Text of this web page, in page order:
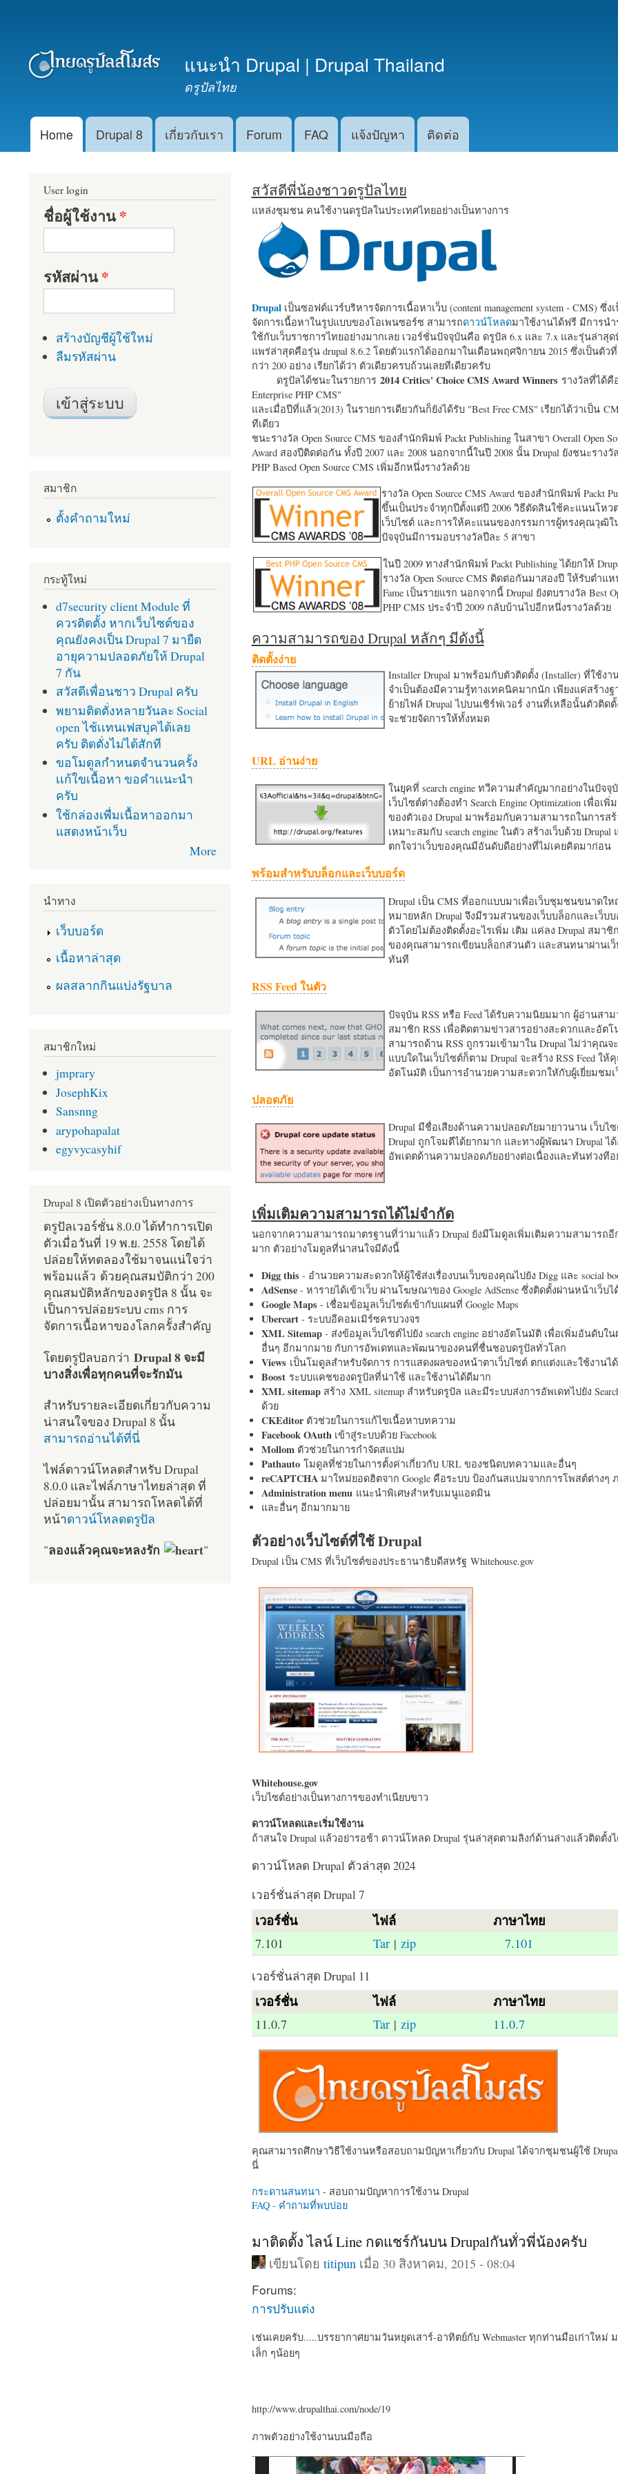
หลัก
แนะนำ Drupal | Drupal Thailand
ดรูปัลไทย
Main menu
Home Drupal 8 เกี่ยวกับเรา Forum FAQ แจ้งปัญหา ติดต่อ
สวัสดีพี่น้องชาวดรูปัลไทย
แหล่งชุมชน คนใช้งานดรูปัลในประเทศไทยอย่างเป็นทางการ
Drupalเป็นซอฟต์แวร์บริหารจัดการเนื้อหาเว็บ (content management system - CMS) ซึ่ง
จัดการเนื้อหาในรูปแบบของโอเพนซอร์ซ สามารถดาวน์โหลดมาใช้งานได้ฟรี มีการน
ใช้กับเว็บราชการไทยอย่างมากเลย เวอร์ชั่นปัจจุบันคือ ดรูปัล 6.x และ 7.x และรุ่นล่าสุด
แพร่ล่าสุดคือรุ่น drupal 8.6.2 โดยตัวแรกได้ออกมาในเดือนพฤศจิกายน 2015 ซึ่งเป็นตั
กว่า 200 อย่าง เรียกได้ว่า ตัวเดียวครบถ้วนเลยทีเดียวครับ
ดรูปัลได้ชนะในรายการ 2014 Critics' Choice CMS Award Winners รางวัลที่ได้คื
Enterprise PHP CMS"
และเมื่อปีที่แล้ว(2013) ในรายการเดียวกันก็ยังได้รับ "Best Free CMS" เรียกได้ว่าเป็น
ทีเดียว
ชนะรางวัล Open Source CMS ของสำนักพิมพ์ Packt Publishing ในสาขา Overall Open
Award สองปีติดต่อกัน ทั้งปี 2007 และ 2008 นอกจากนี้ในปี 2008 นั้น Drupal ยังชนะรางวั
PHP Based Open Source CMS เพิ่มอีกหนึ่งรางวัลด้วย
รางวัล Open Source CMS Award ของสำนักพิมพ์ Packt
ขึ้นเป็นประจำทุกปีตั้งแต่ปี 2006 วิธีตัดสินใช้คะแนนโหว
เว็บไซต์ และการให้คะแนนของกรรมการผู้ทรงคุณวุฒิใ
ปัจจุบันมีการมอบรางวัลปีละ 5 สาขา
ในปี 2009 ทางสำนักพิมพ์ Packt Publishing ได้ยกให้
รางวัล Open Source CMS ติดต่อกันมาสองปี ให้รับตำแ
Fame เป็นรายแรก นอกจากนี้ Drupal ยังตบรางวัล Best
PHP CMS ประจำปี 2009 กลับบ้านไปอีกหนึ่งรางวัลด้วย
ความสามารถของ Drupal หลักๆ มีดังนี้
ติดตั้งง่าย
Installer Drupal มาพร้อมกับตัวติดตั้ง (Installer) ที่ใช้งา
จำเป็นต้องมีความรู้ทางเทคนิคมากนัก เพียงแค่สร้าง
ย้ายไฟล์ Drupal ไปบนเซิร์ฟเวอร์ งานที่เหลือนั้นตัวติดตั้
จะช่วยจัดการให้ทั้งหมด
URL อ่านง่าย
ในยุคที่ search engine ทวีความสำคัญมากอย่างในปัจจุ
เว็บไซต์ต่างต้องทำ Search Engine Optimization เพื่อเ
ของตัวเอง Drupal มาพร้อมกับความสามารถในการสร้
เหมาะสมกับ search engine ในตัว สร้างเว็บด้วย
ตกใจว่าเว็บของคุณมีอันดับดีอย่างที่ไม่เคยคิดมาก่อน
พร้อมสำหรับบล็อกและเว็บบอร์ด
Drupal เป็น CMS ที่ออกแบบมาเพื่อเว็บชุมชนขนาดให
หมายหลัก Drupal จึงมีรวมส่วนของเว็บบล็อกและเว็บ
ตัวโดยไม่ต้องติดตั้งอะไรเพิ่ม เติม แค่ลง Drupal สมาชิ
ของคุณสามารถเขียนบล็อกส่วนตัว และสนทนาผ่านเว็
ทันที
RSS Feed ในตัว
ปัจจุบัน RSS หรือ Feed ได้รับความนิยมมาก ผู้อ่านสา
สมาชิก RSS เพื่อติดตามข่าวสารอย่างสะดวกและอัต
สามารถด้าน RSS ถูกรวมเข้ามาใน Drupal ไม่ว่าคุณจ
แบบใดในเว็บไซต์ก็ตาม Drupal จะสร้าง RSS Feed ให้
อัตโนมัติ เป็นการอำนวยความสะดวกใหักับผู้เยี่ยมชม
ปลอดภัย
Drupal มีชื่อเสียงด้านความปลอดภัยมายาวนาน เว็บไ
Drupal ถูกโจมตีได้ยากมาก และทางผู้พัฒนา Drupal ไ
อัพเดตด้านความปลอดภัยอย่างต่อเนื่องและทันท่วงทีอ
เพิ่มเติมความสามารถได้ไม่จำกัด
นอกจากความสามารถมาตรฐานที่ว่ามาแล้ว Drupal ยังมีโมดูลเพิ่มเติมความสามารถอี
มาก ตัวอย่างโมดูลที่น่าสนใจมีดังนี้
Digg this- อำนวยความสะดวกให้ผู้ใช้ส่งเรื่องบนเว็บของคุณไปยัง Digg และ social
AdSense- หารายได้เข้าเว็บ ผ่านโฆษณาของ Google AdSense ซึ่งติดตั้งผ่านหน้าเว็บไ
Google Maps- เชื่อมข้อมูลเว็บไซต์เข้ากับแผนที่ Google Maps
Ubercart- ระบบอีคอมเมิร์ซครบวงจร
XML Sitemap- ส่งข้อมูลเว็บไซต์ไปยัง search engine อย่างอัตโนมัติ เพื่อเพิ่มอันดับใ
อื่นๆ อีกมากมาย กับการอัพเดทและพัฒนาของคนที่ชื่นชอบดรูปัลทั่วโลก
Views เป็นโมดูลสำหรับจัดการ การแสดงผลของหน้าตาเว็บไซต์ ตกแต่งและใช้งานไ
Boost ระบบแคชของดรูปัลที่น่าใช้ และใช้งานได้ดีมาก
XML sitemapสร้าง XML sitemap สำหรับดรูปัล และมีระบบส่งการอัพเดทไปยัง
ด้วย
CKEditorตัวช่วยในการแก้ไขเนื้อหาบทความ
Facebook OAuth เข้าสู่ระบบด้วย Facebook
Mollom ตัวช่วยในการกำจัดสแปม
Pathautoโมดูลที่ช่วยในการตั้งค่าเกี่ยวกับ URL ของชนิดบทความและอื่นๆ
reCAPTCHA มาใหม่ยอดฮิตจาก Google คือระบบ ป้องกันสแปมจากการโพสต์ต่างๆ
Administration menu แนะนำพิเศษสำหรับเมนูแอดมิน
และอื่นๆ อีกมากมาย
ตัวอย่างเว็บไซต์ที่ใช้ Drupal
Drupal เป็น CMS ที่เว็บไซต์ของประธานาธิบดีสหรัฐ Whitehouse.gov
Whitehouse.gov
เว็บไซต์อย่างเป็นทางการของทำเนียบขาว
ดาวน์โหลดและเริ่มใช้งาน
ถ้าสนใจ Drupal แล้วอย่ารอช้า ดาวน์โหลด Drupal รุ่นล่าสุดตามลิงก์ด้านล่างแล้วติดตั้ง
ดาวน์โหลด Drupal ตัวล่าสุด 2024
เวอร์ชั่นล่าสุด Drupal 7
เวอร์ชั่น ไฟล์ ภาษาไทย
7.101 Tar| zip 7.101
เวอร์ชั่นล่าสุด Drupal 11
เวอร์ชั่น ไฟล์ ภาษาไทย
11.0.7 Tar| zip 11.0.7
คุณสามารถศึกษาวิธีใช้งานหรือสอบถามปัญหาเกี่ยวกับ Drupal ได้จากชุมชนผู้ใช้
นี่
กระดานสนทนา - สอบถามปัญหาการใช้งาน Drupal
FAQ - คำถามที่พบบ่อย
มาติดตั้ง ไลน์ Line กดแชร์กันบน Drupalกันทั่วพี่น้องครับ
เขียนโดย titipun เมื่อ 30 สิงหาคม, 2015 - 08:04
Forums:
การปรับแต่ง
เช่นเคยครับ.....บรรยากาศยามวันหยุดเสาร์-อาทิตย์กับ Webmaster ทุกท่านมือเก่าใหม่
เล็ก ๆน้อยๆ
http://www.drupalthai.com/node/19
ภาพตัวอย่างใช้งานบนมือถือ
User login
ชื่อผู้ใช้งาน*
รหัสผ่าน*
สร้างบัญชีผู้ใช้ใหม่
ลืมรหัสผ่าน
สมาชิก
ตั้งคำถามใหม่
กระทู้ใหม่
d7security client Module ที่
ควรติดตั้ง หากเว็บไซต์ของ
คุณยังคงเป็น Drupal 7 มายืด
อายุความปลอดภัยให้ Drupal
7 กัน
สวัสดีเพื่อนชาว Drupal ครับ
พยามติดตั่งหลายวันละ Social
open ไช้เเทนเฟสบุคได้เลย
ครับ ติดตั่งไม่ได้สักที
ขอโมดูลกำหนดจำนวนครั้ง
เเก้ใขเนื้อหา ขอคำเเนะนำ
ครับ
ใช้กล่องเพื่มเนื้อหาออกมา
แสดงหน้าเว็บ
More
นำทาง
เว็บบอร์ด
เนื้อหาล่าสุด
ผลสลากกินแบ่งรัฐบาล
สมาชิกใหม่
jmprary
JosephKix
Sansnng
arypohapalat
egyvycasyhif
Drupal 8 เปิดตัวอย่างเป็นทางการ
ดรูปัลเวอร์ชั่น 8.0.0 ได้ทำการเปิด
ตัวเมื่อวันที่ 19 พ.ย. 2558 โดยได้
ปล่อยให้ทดลองใช้มาจนแน่ใจว่า
พร้อมแล้ว ด้วยคุณสมบัติกว่า 200
คุณสมบัติหลักของดรูปัล 8 นั้น จะ
เป็นการปล่อยระบบ cms การ
จัดการเนื้อหาของโลกครั้งสำคัญ
โดยดรูปัลบอกว่า Drupal 8 จะมี
บางสิ่งเพื่อทุกคนที่จะรักมัน
สำหรับรายละเอียดเกี่ยวกับความ
น่าสนใจของ Drupal 8 นั้น
สามารถอ่านได้ที่นี่
ไฟล์ดาวน์โหลดสำหรับ Drupal
8.0.0 และไฟล์ภาษาไทยล่าสุด ที่
ปล่อยมานั้น สามารถโหลดได้ที่
หน้าดาวน์โหลดดรูปัล
"ลองแล้วคุณจะหลงรัก "